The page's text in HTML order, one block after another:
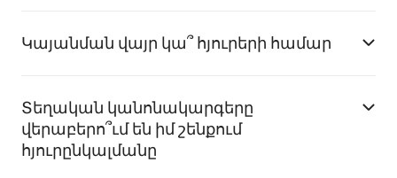
Կայանման վայր կա՞ հյուրերի համար
Տեղական կանոնակարգերը
վերաբերո՞ւմ են իմ շենքում
հյուրընկալմանը